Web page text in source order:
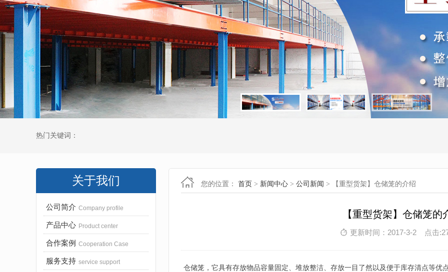
热门关键词：
关于我们
公司简介 Company profile
产品中心 Product center
合作案例 Cooperation Case
服务支持 service support
您的位置： 首页 > 新闻中心 > 公司新闻 > 【重型货架】仓储笼的介绍
【重型货架】仓储笼的
更新时间：2017-3-2 点击
仓储笼，它具有存放物品容量固定、堆放整洁、存放一目了然以及便于库存清点等优